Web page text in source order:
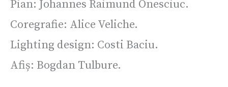
Pian: Johannes Raimund Onesciuc.
Coregrafie: Alice Veliche.
Lighting design: Costi Baciu.
Afiș: Bogdan Tulbure.